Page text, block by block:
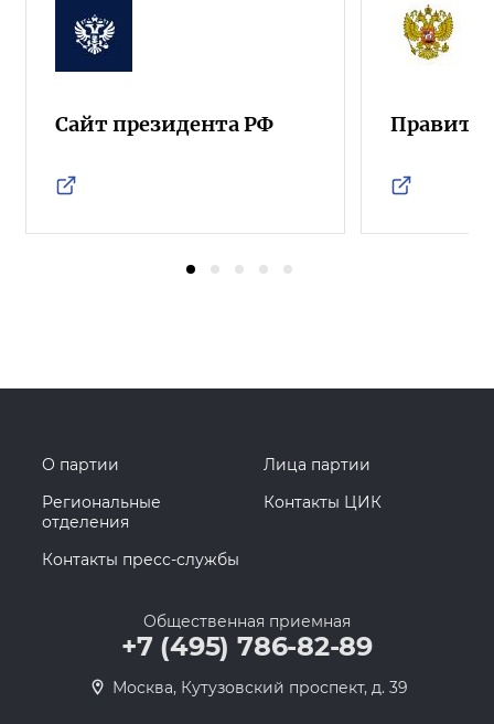
Сайт президента РФ
О партии
Лица партии
Региональные
отделения
Контакты ЦИК
Контакты пресс-службы
Общественная приемная
+7 (495) 786-82-89
Москва, Кутузовский проспект, д. 39